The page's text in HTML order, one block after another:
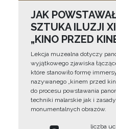
JAK
SZTUKA ILUZJI
„KINO PRZED
Lekcja muzealna dotyczy
wyjątkowego zjawiska
które stanowiło formę
nazywanego „kinem przed
do procesu powstawania
techniki malarskie jak i
monumentalnych obrazów.
liczba